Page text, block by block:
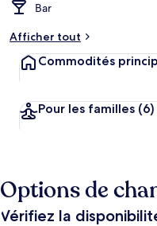
Bar
Afficher tout
Commodités
Pour les familles (6)
Options de
Vérifiez la